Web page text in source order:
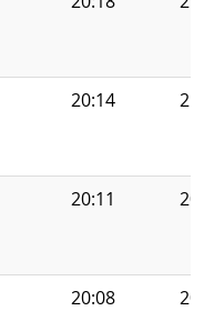
20:14
20:11
20:08